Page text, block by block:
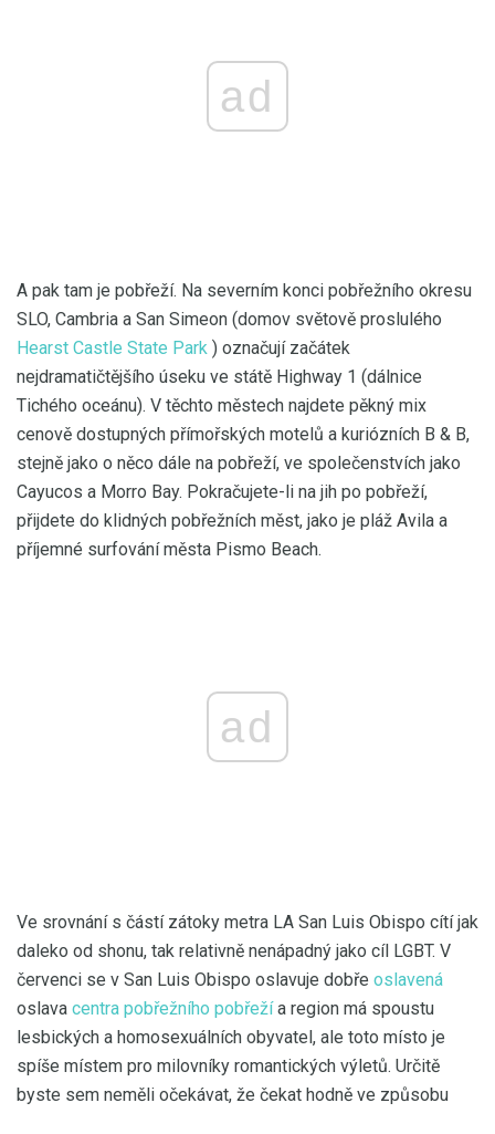
ad
A pak tam je pobřeží. Na severním konci pobřežního okresu
SLO, Cambria a San Simeon (domov světově proslulého
Hearst Castle State Park ) označují začátek
nejdramatičtějšího úseku ve státě Highway 1 (dálnice
Tichého oceánu). V těchto městech najdete pěkný mix
cenově dostupných přímořských motelů a kuriózních B & B,
stejně jako o něco dále na pobřeží, ve společenstvích jako
Cayucos a Morro Bay. Pokračujete-li na jih po pobřeží,
přijdete do klidných pobřežních měst, jako je pláž Avila a
příjemné surfování města Pismo Beach.
ad
Ve srovnání s částí zátoky metra LA San Luis Obispo cítí jak
daleko od shonu, tak relativně nenápadný jako cíl LGBT. V
červenci se v San Luis Obispo oslavuje dobře oslavená
oslava centra pobřežního pobřežía region má spoustu
lesbických a homosexuálních obyvatel, ale toto místo je
spíše místem pro milovníky romantických výletů. Určitě
byste sem neměli očekávat, že čekat hodně ve způsobu